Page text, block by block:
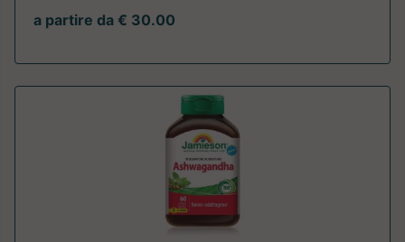
a partire da € 30.00